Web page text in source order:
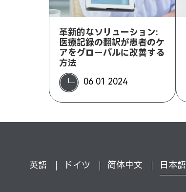
革新的なソリューション:
医療記録の翻訳が患者のケ
アをグローバルに改善する
方法
06 01 2024
英語 ドイツ 简体中文 日本語